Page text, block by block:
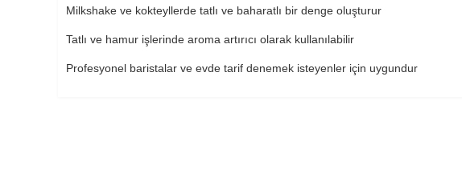
Milkshake ve kokteyllerde tatlı ve baharatlı bir denge oluşturur
Tatlı ve hamur işlerinde aroma artırıcı olarak kullanılabilir
Profesyonel baristalar ve evde tarif denemek isteyenler için uygundur